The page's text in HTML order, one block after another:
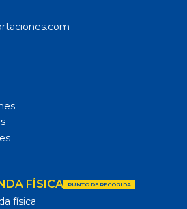
FÍSICA PUNTO DE RECOGIDA
física